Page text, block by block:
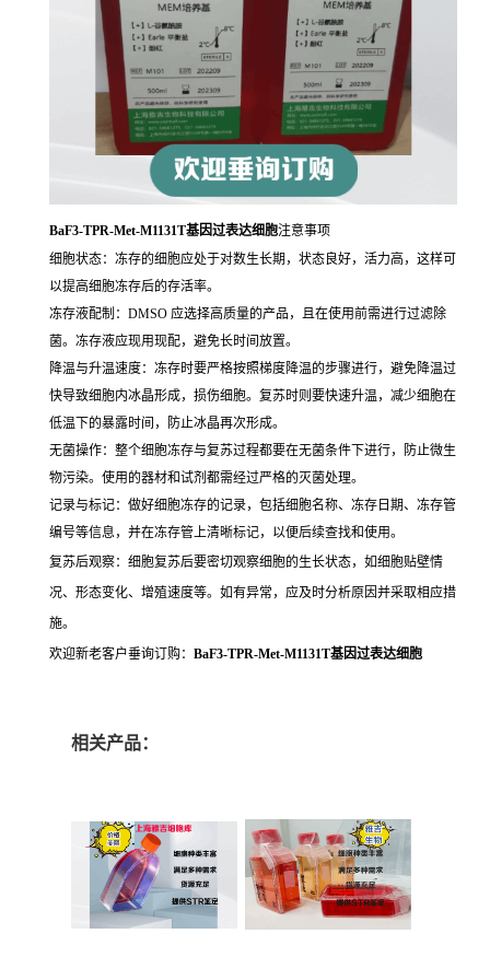
BaF3-TPR-Met-M1131T基因过表达细胞注意事项
细胞状态：冻存的细胞应处于对数生长期，状态良好，活力高，这样可
以提高细胞冻存后的存活率。
冻存液配制：DMSO 应选择高质量的产品，且在使用前需进行过滤除
菌。冻存液应现用现配，避免长时间放置。
降温与升温速度：冻存时要严格按照梯度降温的步骤进行，避免降温过
快导致细胞内冰晶形成，损伤细胞。复苏时则要快速升温，减少细胞在
低温下的暴露时间，防止冰晶再次形成。
无菌操作：整个细胞冻存与复苏过程都要在无菌条件下进行，防止微生
物污染。使用的器材和试剂都需经过严格的灭菌处理。
记录与标记：做好细胞冻存的记录，包括细胞名称、冻存日期、冻存管
编号等信息，并在冻存管上清晰标记，以便后续查找和使用。
复苏后观察：细胞复苏后要密切观察细胞的生长状态，如细胞贴壁情
况、形态变化、增殖速度等。如有异常，应及时分析原因并采取相应措
施。
欢迎新老客户垂询订购： BaF3-TPR-Met-M1131T基因过表达细胞
相关产品：